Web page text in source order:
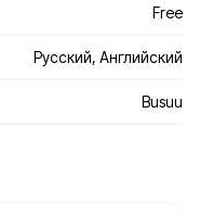
Free
Русский, Английский
Busuu